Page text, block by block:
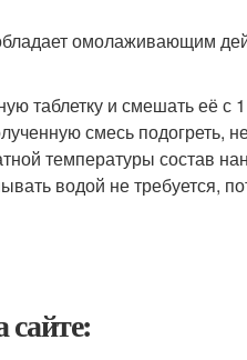
омолаживающим
таблетку и смешать её с
смесь подогреть,
температуры состав
водой не требуется,
сайте: